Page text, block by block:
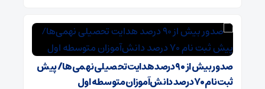
صدور بیش از ۹۰ درصد هدایت تحصیلی نهمی‌ها/ پیش
ثبت نام ۷۰ درصد دانش‌آموزان متوسطه اول